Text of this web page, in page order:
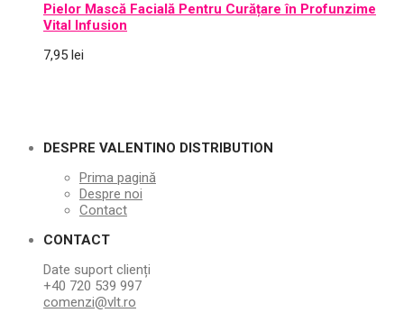
Pielor Mască Facială Pentru Curățare în Profunzime
Vital Infusion
7,95 lei
DESPRE VALENTINO DISTRIBUTION
Prima pagină
Despre noi
Contact
CONTACT
Date suport clienți
+40 720 539 997
comenzi@vlt.ro